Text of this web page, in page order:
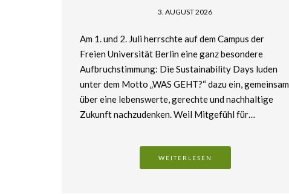
3. AUGUST 2026
Am 1. und 2. Juli herrschte auf dem Campus der
Freien Universität Berlin eine ganz besondere
Aufbruchstimmung: Die Sustainability Days luden
unter dem Motto „WAS GEHT?“ dazu ein, gemeinsam
über eine lebenswerte, gerechte und nachhaltige
Zukunft nachzudenken. Weil Mitgefühl für…
WEITERLESEN